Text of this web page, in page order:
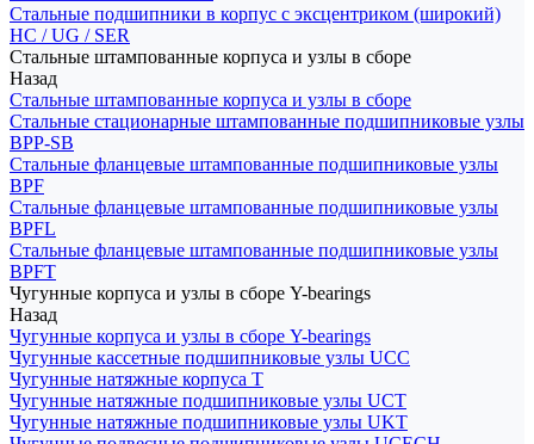
Стальные подшипники в корпус с эксцентриком (широкий)
HC / UG / SER
Стальные штампованные корпуса и узлы в сборе
Назад
Стальные штампованные корпуса и узлы в сборе
Стальные стационарные штампованные подшипниковые узлы
BPP-SB
Стальные фланцевые штампованные подшипниковые узлы
BPF
Стальные фланцевые штампованные подшипниковые узлы
BPFL
Стальные фланцевые штампованные подшипниковые узлы
BPFT
Чугунные корпуса и узлы в сборе Y-bearings
Назад
Чугунные корпуса и узлы в сборе Y-bearings
Чугунные кассетные подшипниковые узлы UCC
Чугунные натяжные корпуса T
Чугунные натяжные подшипниковые узлы UCT
Чугунные натяжные подшипниковые узлы UKT